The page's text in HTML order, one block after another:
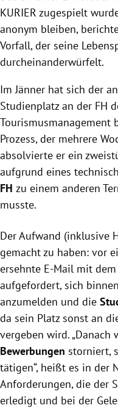
KURIER zugespielt
anonym bleiben,
Vorfall, der seine
durcheinanderwürfelt.
Im Jänner hat sich der
Studienplatz an der FH
Tourismusmanagement
Prozess, der mehrere
absolvierte er ein
aufgrund eines
FH zu einem anderen
musste.
Der Aufwand (inklusive
gemacht zu haben: vor
ersehnte E-Mail mit dem
aufgefordert, sich
anzumelden und die
da sein Platz sonst an
vergeben wird. „Danach
Bewerbungen storniert,
tätigen“, heißt es in der
Anforderungen, die der
erledigt und bei der